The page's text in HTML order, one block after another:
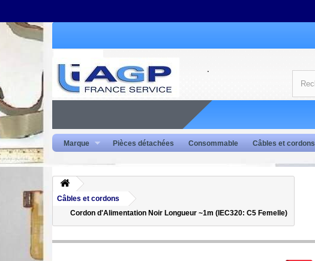
Marque Pièces détachées Consommable Câbles et cordons
Câbles et cordons
Cordon d'Alimentation Noir Longueur ~1m (IEC320: C5 Femelle)